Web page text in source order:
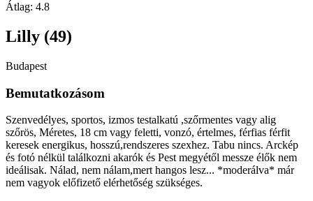
Átlag: 4.8
Lilly (49)
Budapest
Bemutatkozásom
Szenvedélyes, sportos, izmos testalkatú ,szőrmentes vagy alig
szőrös, Méretes, 18 cm vagy feletti, vonzó, értelmes, férfias férfit
keresek energikus, hosszú,rendszeres szexhez. Tabu nincs. Arckép
és fotó nélkül találkozni akarók és Pest megyétől messze élők nem
ideálisak. Nálad, nem nálam,mert hangos lesz... *moderálva* már
nem vagyok előfizető elérhetőség szükséges.